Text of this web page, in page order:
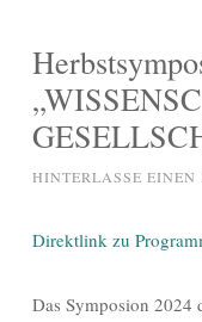
HINTERLASSE EINEN
Direktlink zu
Das Symposion 2024